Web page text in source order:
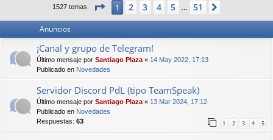
1527 temas Página de 51
1 2 3 4 5 51
Anuncios
¡Canal y grupo de Telegram!
Último mensaje por Santiago Plaza « 14 May 2022, 17:13
Publicado en Novedades
Servidor Discord PdL (tipo TeamSpeak)
Último mensaje por Santiago Plaza « 13 Mar 2024, 17:12
Publicado en Novedades
Respuestas: 63 1 2 3 4 5